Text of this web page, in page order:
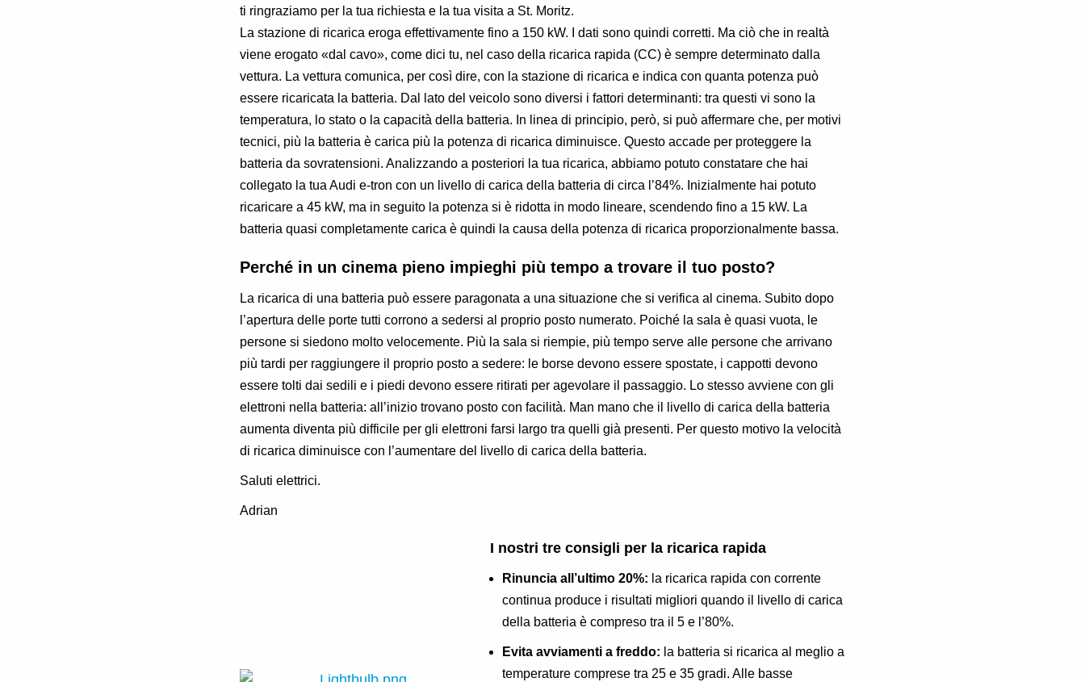
ti ringraziamo per la tua richiesta e la tua visita a St. Moritz.
La stazione di ricarica eroga effettivamente fino a 150 kW. I dati sono quindi corretti. Ma ciò che in realtà
viene erogato «dal cavo», come dici tu, nel caso della ricarica rapida (CC) è sempre determinato dalla
vettura. La vettura comunica, per così dire, con la stazione di ricarica e indica con quanta potenza può
essere ricaricata la batteria. Dal lato del veicolo sono diversi i fattori determinanti: tra questi vi sono la
temperatura, lo stato o la capacità della batteria. In linea di principio, però, si può affermare che, per motivi
tecnici, più la batteria è carica più la potenza di ricarica diminuisce. Questo accade per proteggere la
batteria da sovratensioni. Analizzando a posteriori la tua ricarica, abbiamo potuto constatare che hai
collegato la tua Audi e-tron con un livello di carica della batteria di circa l’84%. Inizialmente hai potuto
ricaricare a 45 kW, ma in seguito la potenza si è ridotta in modo lineare, scendendo fino a 15 kW. La
batteria quasi completamente carica è quindi la causa della potenza di ricarica proporzionalmente bassa.
Perché in un cinema pieno impieghi più tempo a trovare il tuo posto?
La ricarica di una batteria può essere paragonata a una situazione che si verifica al cinema. Subito dopo
l’apertura delle porte tutti corrono a sedersi al proprio posto numerato. Poiché la sala è quasi vuota, le
persone si siedono molto velocemente. Più la sala si riempie, più tempo serve alle persone che arrivano
più tardi per raggiungere il proprio posto a sedere: le borse devono essere spostate, i cappotti devono
essere tolti dai sedili e i piedi devono essere ritirati per agevolare il passaggio. Lo stesso avviene con gli
elettroni nella batteria: all’inizio trovano posto con facilità. Man mano che il livello di carica della batteria
aumenta diventa più difficile per gli elettroni farsi largo tra quelli già presenti. Per questo motivo la velocità
di ricarica diminuisce con l’aumentare del livello di carica della batteria.
Saluti elettrici.
Adrian
I nostri tre consigli per la ricarica rapida
Rinuncia all’ultimo 20%: la ricarica rapida con corrente
continua produce i risultati migliori quando il livello di carica
della batteria è compreso tra il 5 e l’80%.
Evita avviamenti a freddo: la batteria si ricarica al meglio a
temperature comprese tra 25 e 35 gradi. Alle basse